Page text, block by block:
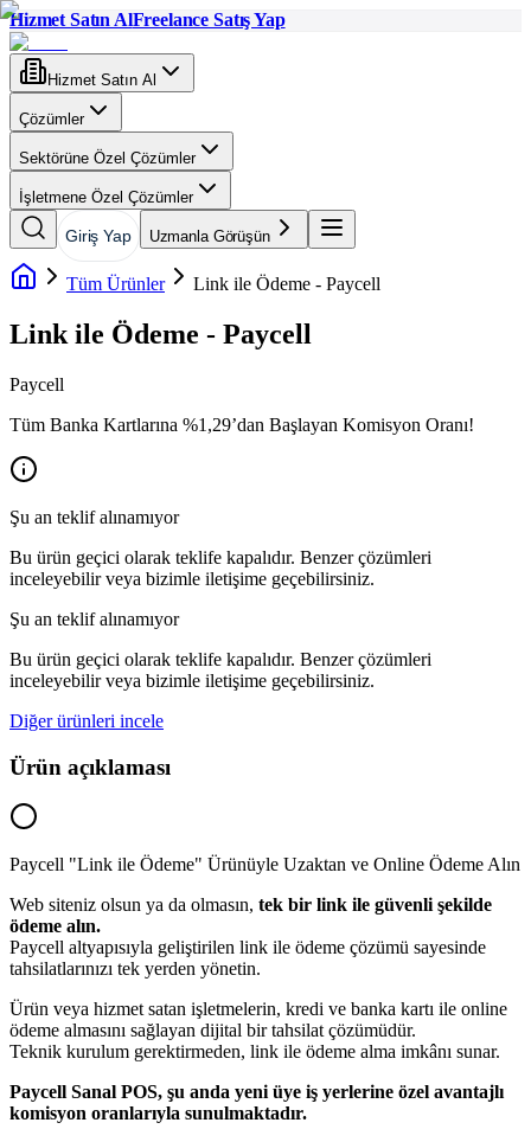
Hizmet Satın AlFreelance Satış Yap
Hizmet Satın Al
Çözümler
Sektörüne Özel Çözümler
İşletmene Özel Çözümler
Giriş Yap Uzmanla Görüşün
Tüm Ürünler Link ile Ödeme - Paycell
Link ile Ödeme - Paycell
Paycell
Tüm Banka Kartlarına %1,29’dan Başlayan Komisyon Oranı!
Şu an teklif alınamıyor
Bu ürün geçici olarak teklife kapalıdır. Benzer çözümleri
inceleyebilir veya bizimle iletişime geçebilirsiniz.
Şu an teklif alınamıyor
Bu ürün geçici olarak teklife kapalıdır. Benzer çözümleri
inceleyebilir veya bizimle iletişime geçebilirsiniz.
Diğer ürünleri incele
Ürün açıklaması
Paycell "Link ile Ödeme" Ürünüyle Uzaktan ve Online Ödeme Alın
Web siteniz olsun ya da olmasın, tek bir link ile güvenli şekilde
ödeme alın.
Paycell altyapısıyla geliştirilen link ile ödeme çözümü sayesinde
tahsilatlarınızı tek yerden yönetin.
Ürün veya hizmet satan işletmelerin, kredi ve banka kartı ile online
ödeme almasını sağlayan dijital bir tahsilat çözümüdür.
Teknik kurulum gerektirmeden, link ile ödeme alma imkânı sunar.
Paycell Sanal POS, şu anda yeni üye iş yerlerine özel avantajlı
komisyon oranlarıyla sunulmaktadır.